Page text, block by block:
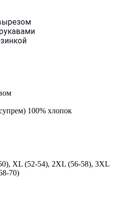
100% хлопок
XL (52-54), 2ХL (56-58), 3XL
70)